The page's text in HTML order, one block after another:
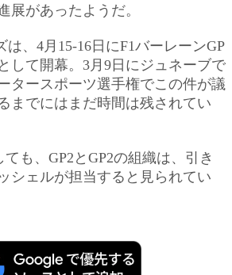
展があったようだ。
は、4月15-16日にF1バーレーンGP
して開幕。3月9日にジュネーブで
タースポーツ選手権でこの件が議
までにはまだ時間は残されてい
も、GP2とGP2の組織は、引き
シェルが担当すると見られてい